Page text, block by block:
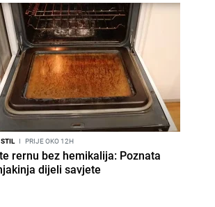
I PRIJE OKO 12H
rernu bez hemikalija: Poznata
dijeli savjete